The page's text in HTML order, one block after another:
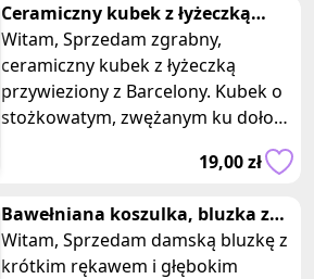
Ceramiczny kubek z łyżeczką
Barcelona kolekcja miasta Europy
Witam, Sprzedam zgrabny,
ceramiczny kubek z łyżeczką
przywieziony z Barcelony. Kubek o
stożkowatym, zwężanym ku dołowi
kształcie, u góry okrągły, podstawa
19,00 zł
Bawełniana koszulka, bluzka z
krótkim rękawem zapinana na za
Witam, Sprzedam damską bluzkę z
krótkim rękawem i głębokim